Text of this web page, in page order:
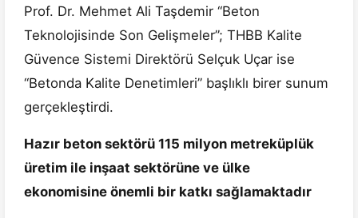
Prof. Dr. Mehmet Ali Taşdemir “Beton
Teknolojisinde Son Gelişmeler”; THBB Kalite
Güvence Sistemi Direktörü Selçuk Uçar ise
“Betonda Kalite Denetimleri” başlıklı birer sunum
gerçekleştirdi.
Hazır beton sektörü 115 milyon metreküplük
üretim ile inşaat sektörüne ve ülke
ekonomisine önemli bir katkı sağlamaktadır